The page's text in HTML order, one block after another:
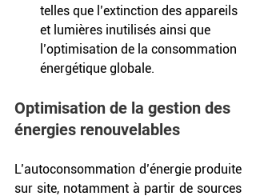
telles que l’extinction des appareils
et lumières inutilisés ainsi que
l’optimisation de la consommation
énergétique globale.
Optimisation de la gestion des
L’autoconsommation d’énergie produite
sur site, notamment à partir de sources